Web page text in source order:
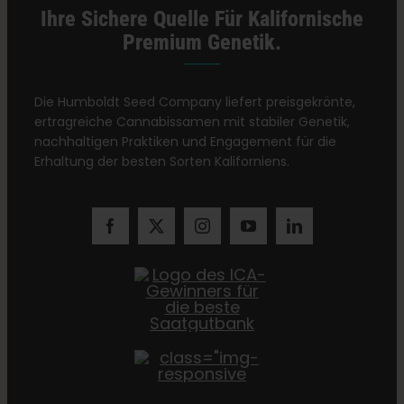
Ihre Sichere Quelle Für Kalifornische
Premium Genetik.
Die Humboldt Seed Company liefert preisgekrönte,
ertragreiche Cannabissamen mit stabiler Genetik,
nachhaltigen Praktiken und Engagement für die
Erhaltung der besten Sorten Kaliforniens.